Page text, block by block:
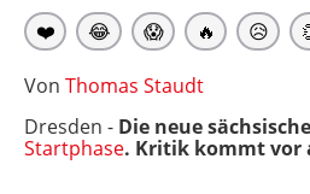
❤️ 😂 😱 🔥 😥
Von Thomas Staudt
Dresden - Die neue
Startphase. Kritik kommt vor